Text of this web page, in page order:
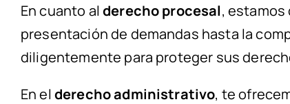
En cuanto al derecho procesal,
presentación de demandas hasta la
diligentemente para proteger sus
En el derecho administrativo, te